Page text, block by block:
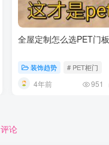
全屋定制怎么选PET门板
装饰趋势 # PET柜门
4年前 951
评论